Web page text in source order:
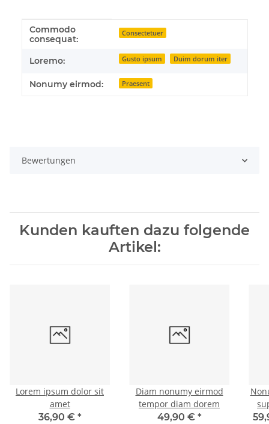
Produkteigenschaft
Wert
Commodo
consequat:
Consectetuer
Loremo: Gusto ipsum Duim dorum iter
Nonumy eirmod: Praesent
Bewertungen
Kunden kauften dazu folgende
Artikel:
Lorem ipsum dolor sit
amet
36,90 € *
Diam nonumy eirmod
tempor diam dorem
49,90 € *